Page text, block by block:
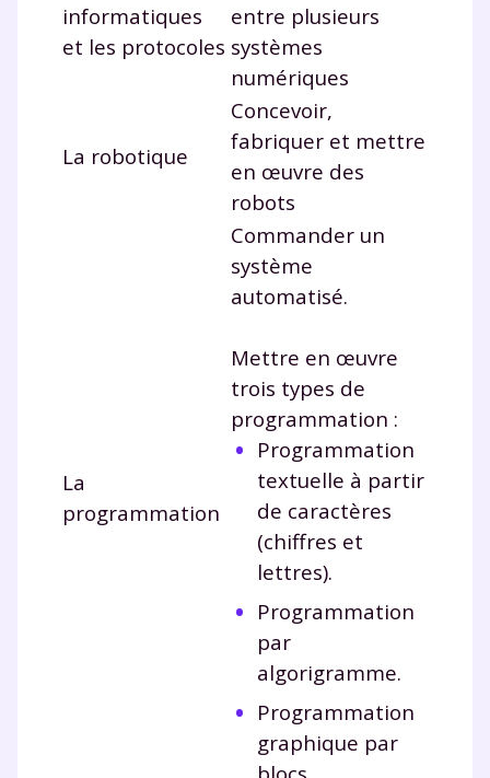
informatiques
et les protocoles
entre plusieurs
systèmes
numériques
La robotique
Concevoir,
fabriquer et mettre
en œuvre des
robots
La
programmation
Commander un
système
automatisé.
Mettre en œuvre
trois types de
programmation :
Programmation
textuelle à partir
de caractères
(chiffres et
lettres).
Programmation
par
algorigramme.
Programmation
graphique par